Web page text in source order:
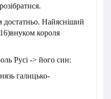
достатньо. Найясніший
короля
Русі -> його син:
галицько-